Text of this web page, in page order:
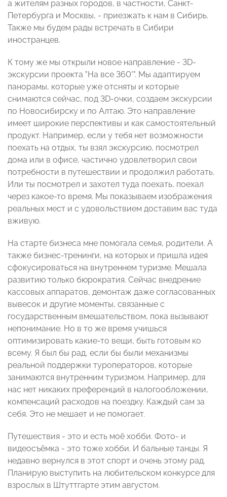
а жителям разных городов, в частности, Санкт-
Петербурга и Москвы, - приезжать к нам в Сибирь.
Также мы будем рады встречать в Сибири
иностранцев.
К тому же мы открыли новое направление - 3D-
экскурсии проекта "На все 360°". Мы адаптируем
панорамы, которые уже отсняты и которые
снимаются сейчас, под 3D-очки, создаем экскурсии
по Новосибирску и по Алтаю. Это направление
имеет широкие перспективы и как самостоятельный
продукт. Например, если у тебя нет возможности
поехать на отдых, ты взял экскурсию, посмотрел
дома или в офисе, частично удовлетворил свои
потребности в путешествии и продолжил работать.
Или ты посмотрел и захотел туда поехать, поехал
через какое-то время. Мы показываем изображения
реальных мест и с удовольствием доставим вас туда
вживую.
На старте бизнеса мне помогала семья, родители. А
также бизнес-тренинги, на которых и пришла идея
сфокусироваться на внутреннем туризме. Мешала
развитию только бюрократия. Сейчас внедрение
кассовых аппаратов, демонтаж даже согласованных
вывесок и другие моменты, связанные с
государственным вмешательством, пока вызывают
непонимание. Но в то же время учишься
оптимизировать какие-то вещи, быть готовым ко
всему. Я был бы рад, если бы были механизмы
реальной поддержки туроператоров, которые
занимаются внутренним туризмом. Например, для
нас нет никаких преференций в налогообложении,
компенсаций расходов на поездку. Каждый сам за
себя. Это не мешает и не помогает.
Путешествия - это и есть моё хобби. Фото- и
видеосъёмка - это тоже хобби. И бальные танцы. Я
недавно вернулся в этот спорт и очень этому рад.
Планирую выступить на любительском конкурсе для
взрослых в Штуттгарте этим августом.